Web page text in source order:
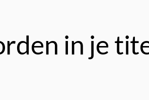
in je